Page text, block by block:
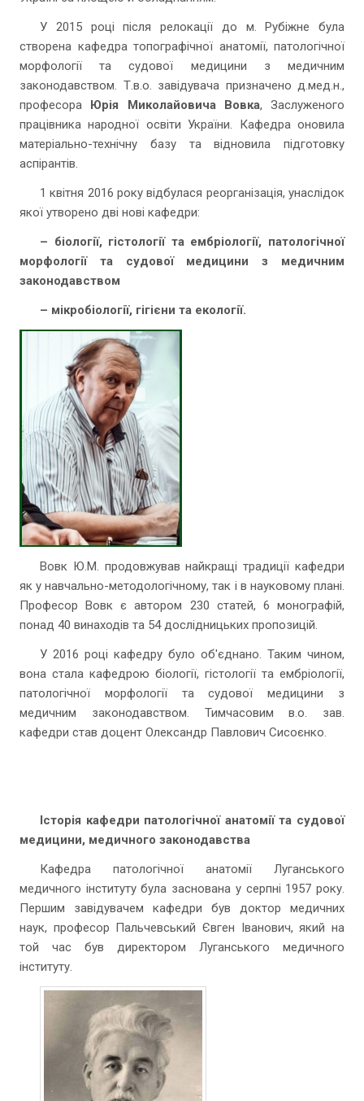
У 2015 році після релокації до м. Рубіжне була
створена кафедра топографічної анатомії, патологічної
морфології та судової медицини з медичним
законодавством. Т.в.о. завідувача призначено д.мед.н.,
професора Юрія Миколайовича Вовка, Заслуженого
працівника народної освіти України. Кафедра оновила
матеріально-технічну базу та відновила підготовку
аспірантів.
1 квітня 2016 року відбулася реорганізація, унаслідок
якої утворено дві нові кафедри:
– біології, гістології та ембріології, патологічної
морфології та судової медицини з медичним
законодавством
– мікробіології, гігієни та екології.
Вовк Ю.М. продовжував найкращі традиції кафедри
як у навчально-методологічному, так і в науковому плані.
Професор Вовк є автором 230 статей, 6 монографій,
понад 40 винаходів та 54 дослідницьких пропозицій.
У 2016 році кафедру було об'єднано. Таким чином,
вона стала кафедрою біології, гістології та ембріології,
патологічної морфології та судової медицини з
медичним законодавством. Тимчасовим в.о. зав.
кафедри став доцент Олександр Павлович Сисоєнко.
Історія кафедри патологічної анатомії та судової
медицини, медичного законодавства
Кафедра патологічної анатомії Луганського
медичного інституту була заснована у серпні 1957 року.
Першим завідувачем кафедри був доктор медичних
наук, професор Пальчевський Євген Іванович, який на
той час був директором Луганського медичного
інституту.